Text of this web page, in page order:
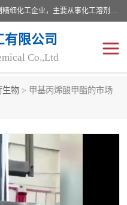
济南汇丰达化工有限公司是一家民营股份制精细化工企业，主要从事化工溶剂、药用辅料、合成中间体等深加工产品的研制开发、生产、销售和进出口贸易。主营产品：环氧丙烷，十二烷基苯，甲基磺酸，磺酸，DMF，DMAC，甘油，苯甲醇，乙酰氯，甲基丙烯酸，甲基丙烯酸甲酯，叔丁醇，异辛酸，二乙烯三胺，一乙，二乙‎，三乙醇胺，原乙酸三甲酯等化工产品及中间体。欢迎各界朋友洽谈咨询业务。
限公司
Co.,Ltd
生物 > 甲基丙烯酸甲酯的市场
醚类
酚类
无机化工原料